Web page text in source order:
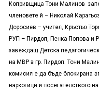
Копривщица Тони Малинов
членовете й – Николай
Доросиев – учител, Кръстьо
РУП – Пирдоп, Пенка Попова и
завеждащ Детска
на МВР в гр. Пирдоп. Тони
комисия е да бъде блокирана
наркотици и посегателството